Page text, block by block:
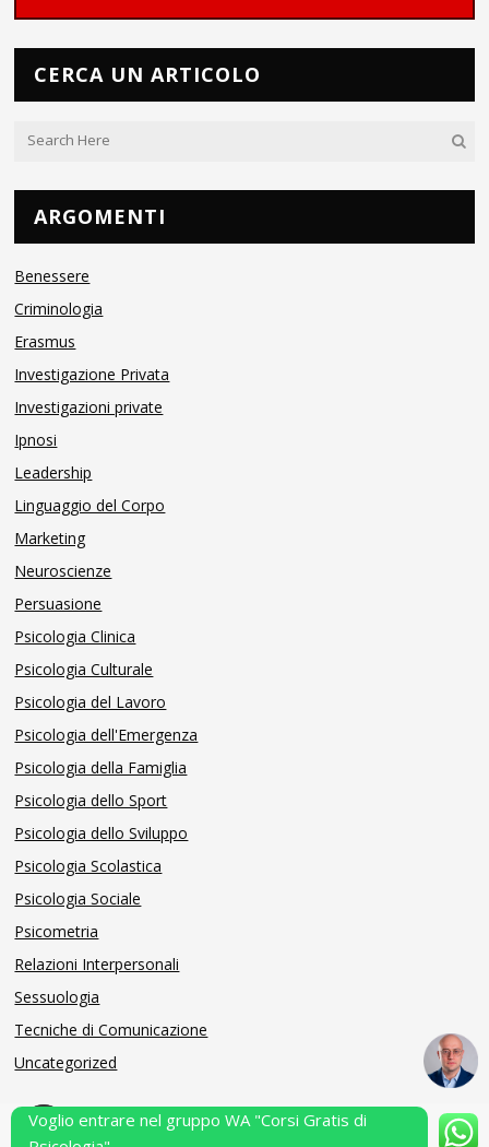
CERCA UN ARTICOLO
ARGOMENTI
Benessere
Criminologia
Erasmus
Investigazione Privata
Investigazioni private
Ipnosi
Leadership
Linguaggio del Corpo
Marketing
Neuroscienze
Persuasione
Psicologia Clinica
Psicologia Culturale
Psicologia del Lavoro
Psicologia dell'Emergenza
Psicologia della Famiglia
Psicologia dello Sport
Psicologia dello Sviluppo
Psicologia Scolastica
Psicologia Sociale
Psicometria
Relazioni Interpersonali
Sessuologia
Tecniche di Comunicazione
Uncategorized
Powered by Performarsi S.a.s.
Voglio entrare nel gruppo WA "Corsi Gratis di